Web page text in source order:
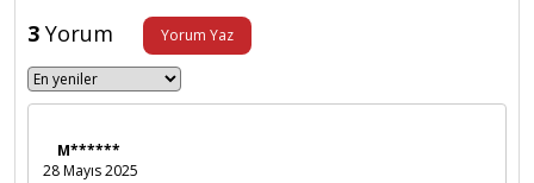
3 Yorum Yorum Yaz
M******
28 Mayıs 2025